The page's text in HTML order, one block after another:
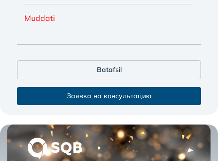
Muddati
Batafsil
Заявка на консультацию